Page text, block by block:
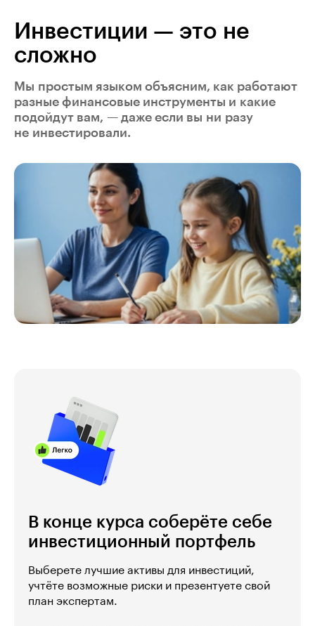
Инвестиции — это не
сложно
Мы простым языком объясним, как работают
разные финансовые инструменты и какие
подойдут вам, — даже если вы ни разу
не инвестировали.
В конце курса соберёте себе
инвестиционный портфель
Выберете лучшие активы для инвестиций,
учтёте возможные риски и презентуете свой
план экспертам.